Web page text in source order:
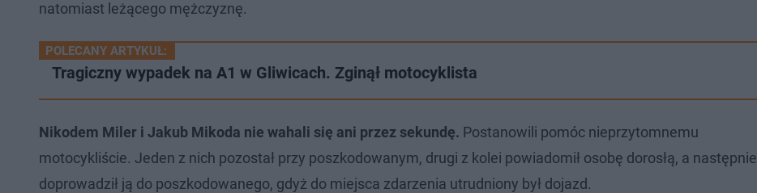
natomiast leżącego mężczyznę.
POLECANY ARTYKUŁ:
Tragiczny wypadek na A1 w Gliwicach. Zginął motocyklista
Nikodem Miler i Jakub Mikoda nie wahali się ani przez sekundę. Postanowili pomóc nieprzytomnemu
motocykliście. Jeden z nich pozostał przy poszkodowanym, drugi z kolei powiadomił osobę dorosłą, a następnie
doprowadził ją do poszkodowanego, gdyż do miejsca zdarzenia utrudniony był dojazd.